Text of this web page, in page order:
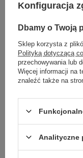
brązowy
Konfiguracja
Dbamy o Twoją
Sklep korzysta z
Polityką dotyczącą
przechowywania lub
Więcej informacji na
znaleźć także na
Analityczne